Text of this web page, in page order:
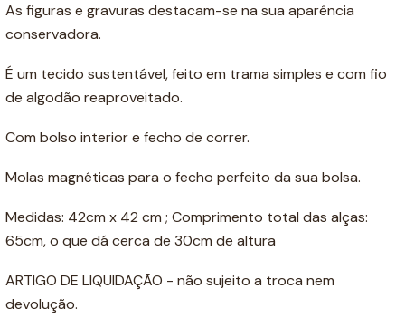
As figuras e gravuras destacam-se na sua aparência
conservadora.
É um tecido sustentável, feito em trama simples e com fio
de algodão reaproveitado.
Com bolso interior e fecho de correr.
Molas magnéticas para o fecho perfeito da sua bolsa.
Medidas: 42cm x 42 cm ; Comprimento total das alças:
65cm, o que dá cerca de 30cm de altura
ARTIGO DE LIQUIDAÇÃO - não sujeito a troca nem
devolução.